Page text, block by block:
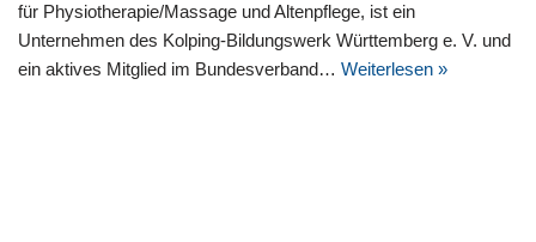
für Physiotherapie/Massage und Altenpflege, ist ein
Unternehmen des Kolping-Bildungswerk Württemberg e. V. und
ein aktives Mitglied im Bundesverband… Weiterlesen »